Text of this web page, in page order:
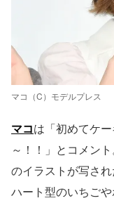
マコ（C）モデルプレス
マコは「初めてケ
～！！」とコメン
のイラストが写さ
ハート型のいちご